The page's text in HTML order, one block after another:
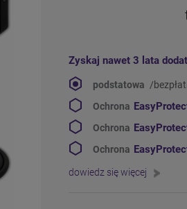
Zyskaj nawet 3 lata
podstatowa /
Ochrona
Ochrona
Ochrona
dowiedz się więcej